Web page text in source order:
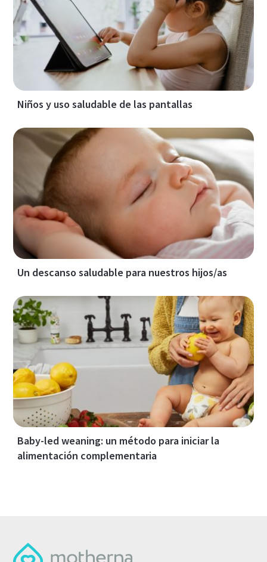
Niños y uso saludable de las pantallas
Un descanso saludable para nuestros hijos/as
Baby-led weaning: un método para iniciar la
alimentación complementaria